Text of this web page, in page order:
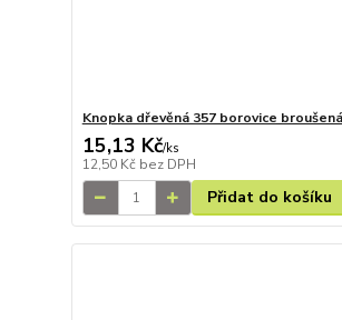
Knopka dřevěná 357 borovice
15,13 Kč/ks
12,50 Kč bez DPH
Přidat do košíku